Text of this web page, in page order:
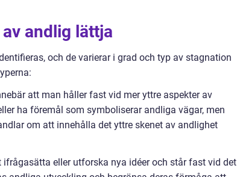
andlig lättja
och de varierar i grad och typ av stagnation
att man håller fast vid mer yttre aspekter av
ha föremål som symboliserar andliga vägar, men
om att innehålla det yttre skenet av andlighet
eller utforska nya idéer och står fast vid det